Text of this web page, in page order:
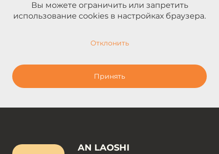
Вы можете ограничить или запретить
использование cookies в настройках браузера.
Отклонить
Принять
AN LAOSHI